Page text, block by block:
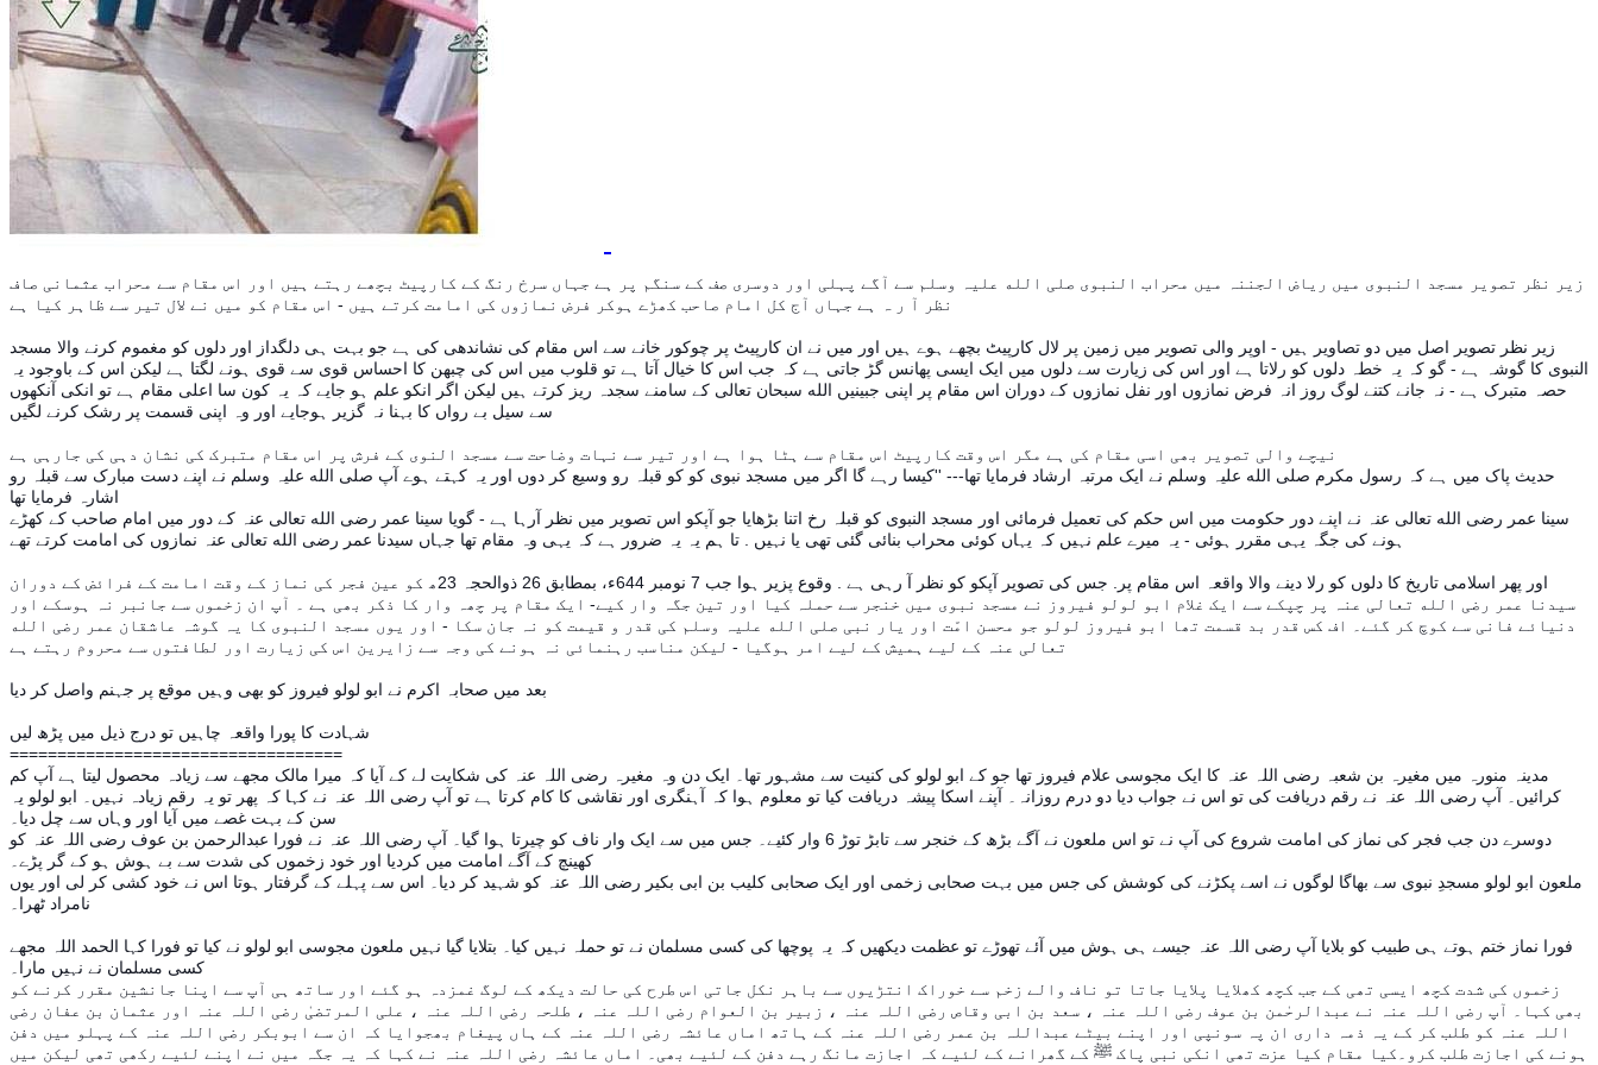
زیر نظر تصویر مسجد النبوی میں ریاض الجننہ میں محراب النبوی صلی الله علیہ وسلم سے آگے پہلی اور دوسری صف کے سنگم پر ہے جہاں سرخ رنگ کے کارپیٹ بچھے رہتے ہیں اور اس مقام سے محراب عثمانی صاف
زیر نظر تصویر اصل میں دو تصاویر ہیں - اوپر والی تصویر میں زمین پر لال کارپیٹ بچھے ہوے ہیں اور میں نے ان کارپیٹ پر چوکور خانے سے اس مقام کی نشاندھی کی ہے جو بہت ہی دلگداز اور دلوں کو مغموم کرنے والا مسجد
النبوی کا گوشہ ہے - گو کہ یہ خطہ دلوں کو رلاتا ہے اور اس کی زیارت سے دلوں میں ایک ایسی پھانس گڑ جاتی ہے کہ جب اس کا خیال آتا ہے تو قلوب میں اس کی چبھن کا احساس قوی سے قوی ہونے لگتا ہے لیکن اس کے باوجود یہ
حصہ متبرک ہے - نہ جانے کتنے لوگ روز انہ فرض نمازوں اور نفل نمازوں کے دوران اس مقام پر اپنی جبینیں الله سبحان تعالی کے سامنے سجدہ ریز کرتے ہیں لیکن اگر انکو علم ہو جایے کہ یہ کون سا اعلی مقام ہے تو انکی آنکھوں
حدیث پاک میں ہے کہ رسول مکرم صلی الله علیہ وسلم نے ایک مرتبہ ارشاد فرمایا تھا--- ''کیسا رہے گا اگر میں مسجد نبوی کو کو قبلہ رو وسیع کر دوں اور یہ کہتے ہوے آپ صلی الله علیہ وسلم نے اپنے دست مبارک سے قبلہ رو
سینا عمر رضی الله تعالی عنہ نے اپنے دور حکومت میں اس حکم کی تعمیل فرمائی اور مسجد النبوی کو قبلہ رخ اتنا بڑھایا جو آپکو اس تصویر میں نظر آرہا ہے - گویا سینا عمر رضی الله تعالی عنہ کے دور میں امام صاحب کے کھڑے
اور پھر اسلامی تاریخ کا دلوں کو رلا دینے والا واقعہ اس مقام پر. جس کی تصویر آپکو کو نظر آ رہی ہے . وقوع پزیر ہوا جب 7 نومبر 644ء، بمطابق 26 ذوالحجہ 23ھ کو عین فجر کی نماز کے وقت امامت کے فرائض کے دوران
سیدنا عمر رضی الله تعالی عنہ پر چپکے سے ایک غلام ابو لولو فیروز نے مسجد نبوی میں خنجر سے حملہ کیا اور تین جگہ وار کیے- ایک مقام پر چھہ وار کا ذکر بھی ہے ۔ آپ ان زخموں سے جانبر نہ ہوسکے اور
دنیائے فانی سے کوچ کر گئے۔ اف کس قدر بد قسمت تھا ابو فیروز لولو جو محسن امّت اور یار نبی صلی الله علیہ وسلم کی قدر و قیمت کو نہ جان سکا - اور یوں مسجد النبوی کا یہ گوشہ عاشقان عمر رضی الله
===================================
مدینہ منورہ میں مغیرہ بن شعبہ رضی اللہ عنہ کا ایک مجوسی علام فیروز تھا جو کے ابو لولو کی کنیت سے مشہور تھا۔ ایک دن وہ مغیرہ رضی اللہ عنہ کی شکایت لے کے آیا کہ میرا مالک مجھے سے زیادہ محصول لیتا ہے آپ کم
کرائیں۔ آپ رضی اللہ عنہ نے رقم دریافت کی تو اس نے جواب دیا دو درم روزانہ۔ آپنے اسکا پیشہ دریافت کیا تو معلوم ہوا کہ آہنگری اور نقاشی کا کام کرتا ہے تو آپ رضی اللہ عنہ نے کہا کہ پھر تو یہ رقم زیادہ نہیں۔ ابو لولو یہ
سن کے بہت غصے میں آیا اور وہاں سے چل دیا۔
دوسرے دن جب فجر کی نماز کی امامت شروع کی آپ نے تو اس ملعون نے آگے بڑھ کے خنجر سے تابڑ توڑ 6 وار کئیے۔ جس میں سے ایک وار ناف کو چیرتا ہوا گیا۔ آپ رضی اللہ عنہ نے فورا عبدالرحمن بن عوف رضی اللہ عنہ کو
کھینچ کے آگے امامت میں کردیا اور خود زخموں کی شدت سے بے ہوش ہو کے گر پڑے۔
ملعون ابو لولو مسجدِ نبوی سے بھاگا لوگوں نے اسے پکڑنے کی کوشش کی جس میں بہت صحابی زخمی اور ایک صحابی کلیب بن ابی بکیر رضی اللہ عنہ کو شہید کر دیا۔ اس سے پہلے کے گرفتار ہوتا اس نے خود کشی کر لی اور یوں
نامراد ٹھرا۔
فورا نماز ختم ہوتے ہی طبیب کو بلایا آپ رضی اللہ عنہ جیسے ہی ہوش میں آئے تھوڑے تو عظمت دیکھیں کہ یہ پوچھا کی کسی مسلمان نے تو حملہ نہیں کیا۔ بتلایا گیا نہیں ملعون مجوسی ابو لولو نے کیا تو فورا کہا الحمد اللہ مجھے
کسی مسلمان نے نہیں مارا۔
زخموں کی شدت کچھ ایسی تھی کے جب کچھ کھلایا پلایا جاتا تو ناف والے زخم سے خوراک انتڑیوں سے باہر نکل جاتی اس طرح کی حالت دیکھ کے لوگ غمزدہ ہو گئے اور ساتھ ہی آپ سے اپنا جانشین مقرر کرنے کو
بھی کہا۔ آپ رضی اللہ عنہ نے عبدالرحٰمن بن عوف رضی اللہ عنہ ، سعد بن ابی وقاص رضی اللہ عنہ ، زبیر بن العوام رضی اللہ عنہ ، طلحہ رضی اللہ عنہ ، علی المرتضیٰ رضی اللہ عنہ اور عثمان بن عفان رضی
اللہ عنہ کو طلب کر کے یہ ذمہ داری ان پہ سونپی اور اپنے بیٹے عبداللہ بن عمر رضی اللہ عنہ کے ہاتھ اماں عائشہ رضی اللہ عنہ کے ہاں پیغام بھجوایا کہ ان سے ابوبکر رضی اللہ عنہ کے پہلو میں دفن
ہونے کی اجازت طلب کرو۔کیا مقام کیا عزت تھی انکی نبی پاک ﷺ کے گھرانے کے لئیے کہ اجازت مانگ رہے دفن کے لئیے بھی۔ اماں عائشہ رضی اللہ عنہ نے کہا کہ یہ جگہ میں نے اپنے لئیے رکھی تھی لیکن میں